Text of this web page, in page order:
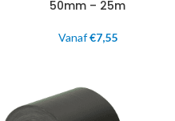
50mm – 25m
Vanaf€7,55